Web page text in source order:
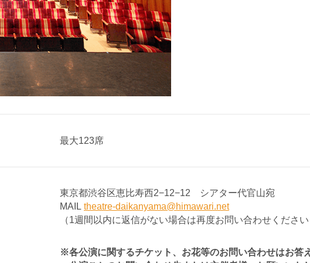
最大123席
東京都渋谷区恵比寿西2−12−12 シアター代官山宛
MAIL theatre-daikanyama@himawari.net
（1週間以内に返信がない場合は再度お問い合わせください
※各公演に関するチケット、お花等のお問い合わせはお答